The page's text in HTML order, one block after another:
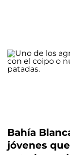
Bahía
jóvenes